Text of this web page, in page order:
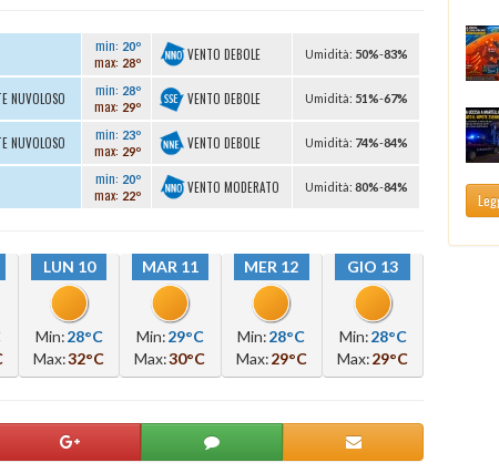
min: 20º
max: 28º VENTO DEBOLE Umidità: 50%-83%
NUVOLOSO min: 28º
max: 29º VENTO DEBOLE Umidità: 51%-67%
NUVOLOSO min: 23º
max: 29º VENTO DEBOLE Umidità: 74%-84%
min: 20º
max: 22º VENTO MODERATO Umidità: 80%-84%
LUN 10
Min:28°C
Max:32°C
MAR 11
Min:29°C
Max:30°C
MER 12
Min:28°C
Max:29°C
GIO 13
Min:28°C
Max:29°C